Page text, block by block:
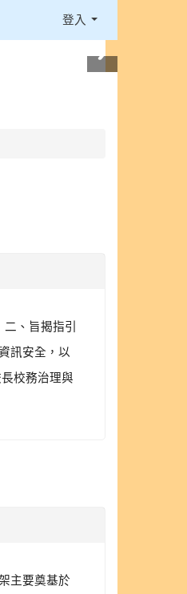
登入
、旨揭指引
訊安全，以
校務治理與
主要奠基於